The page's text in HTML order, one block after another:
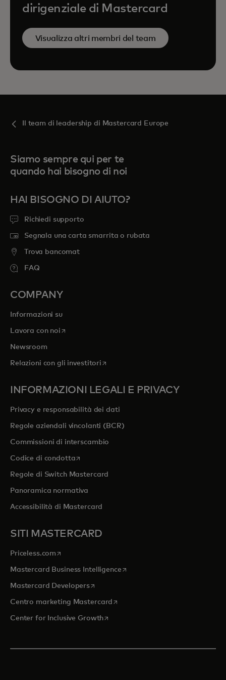
dirigenziale di Mastercard
Visualizza altri membri del team
Il team di leadership di Mastercard Europe
Siamo sempre qui per te
quando hai bisogno di noi
HAI BISOGNO DI AIUTO?
Richiedi supporto
Segnala una carta smarrita o rubata
Trova bancomat
FAQ
COMPANY
Informazioni su
Lavora con noi si apre in una nuova scheda
Newsroom
Relazioni con gli investitorisi apre in una nuova scheda
INFORMAZIONI LEGALI E PRIVACY
Privacy e responsabilità dei dati
Regole aziendali vincolanti (BCR)
Commissioni di interscambio
Codice di condottasi apre in una nuova scheda
Regole di Switch Mastercard
Panoramica normativa
Accessibilità di Mastercard
SITI MASTERCARD
Priceless.com si apre in una nuova scheda
Mastercard Business Intelligencesi apre in una nuova scheda
Mastercard Developerssi apre in una nuova scheda
Centro marketing Mastercard si apre in una nuova scheda
Center for Inclusive Growthsi apre in una nuova scheda